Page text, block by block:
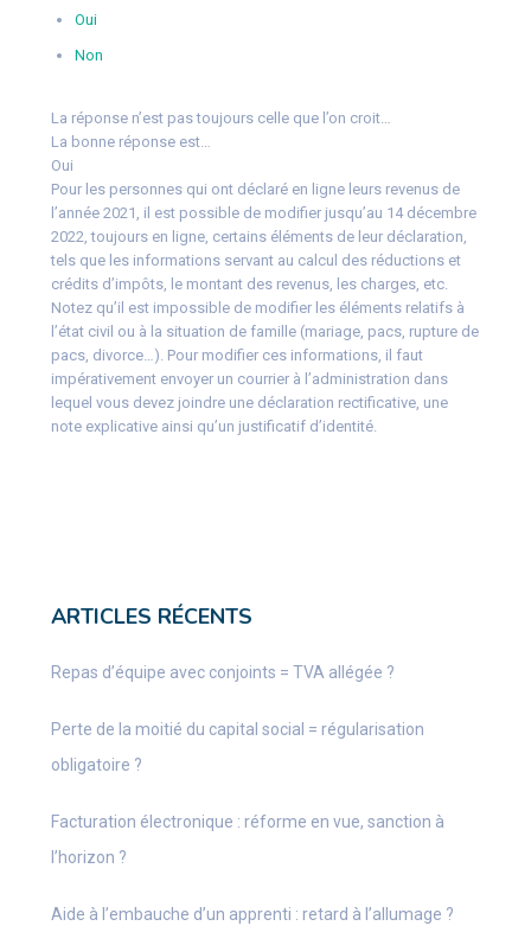
Oui
Non
La réponse n’est pas toujours celle que l’on croit…
La bonne réponse est…
Oui
Pour les personnes qui ont déclaré en ligne leurs revenus de
l’année 2021, il est possible de modifier jusqu’au 14 décembre
2022, toujours en ligne, certains éléments de leur déclaration,
tels que les informations servant au calcul des réductions et
crédits d’impôts, le montant des revenus, les charges, etc.
Notez qu’il est impossible de modifier les éléments relatifs à
l’état civil ou à la situation de famille (mariage, pacs, rupture de
pacs, divorce…). Pour modifier ces informations, il faut
impérativement envoyer un courrier à l’administration dans
lequel vous devez joindre une déclaration rectificative, une
note explicative ainsi qu’un justificatif d’identité.
ARTICLES RÉCENTS
Repas d’équipe avec conjoints = TVA allégée ?
Perte de la moitié du capital social = régularisation
obligatoire ?
Facturation électronique : réforme en vue, sanction à
l’horizon ?
Aide à l’embauche d’un apprenti : retard à l’allumage ?